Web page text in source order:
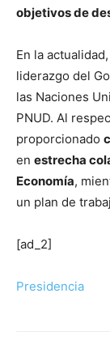
objetivos de
En la
liderazgo del
las Naciones
PNUD. Al
proporcionado
en estrecha
Economía,
un plan de
[ad_2]
Presidencia